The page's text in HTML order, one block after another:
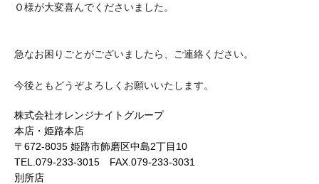
Ｏ様が大変喜んでくださいました。
急なお困りごとがございましたら、ご連絡ください。
今後ともどうぞよろしくお願いいたします。
株式会社オレンジナイトグループ
本店・姫路本店
〒672-8035 姫路市飾磨区中島2丁目10
TEL.079-233-3015 FAX.079-233-3031
別所店